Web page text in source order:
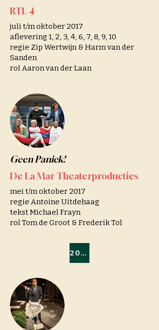
RTL 4
juli t/m oktober 2017
aflevering 1, 2, 3, 4, 6, 7, 8, 9, 10
regie Zip Wertwijn & Harm van der
Sanden
rol Aaron van der Laan
Geen Paniek!
De La Mar Theaterproducties
mei t/m oktober 2017
regie Antoine Uitdehaag
tekst Michael Frayn
rol Tom de Groot & Frederik Tol
2016/2017